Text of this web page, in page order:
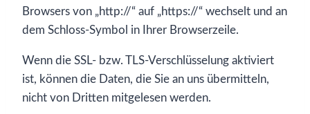
Browsers von „http://“ auf „https://“ wechselt und an
dem Schloss-Symbol in Ihrer Browserzeile.
Wenn die SSL- bzw. TLS-Verschlüsselung aktiviert
ist, können die Daten, die Sie an uns übermitteln,
nicht von Dritten mitgelesen werden.